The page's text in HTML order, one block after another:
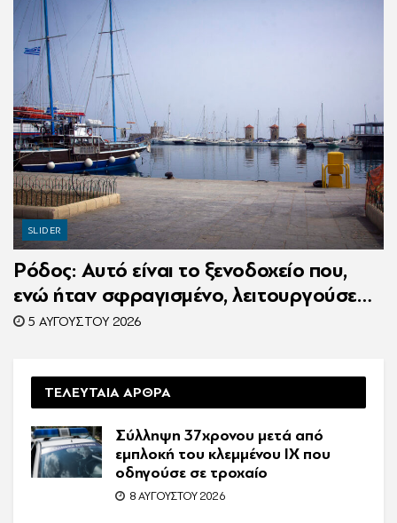
SLIDER
Ρόδος: Αυτό είναι το ξενοδοχείο που,
ενώ ήταν σφραγισμένο, λειτουργούσε
κανονικά με 216 πελάτες – Συνελήφθη η
5 ΑΥΓΟΎΣΤΟΥ 2026
ΤΕΛΕΥΤΑΙΑ ΑΡΘΡΑ
Σύλληψη 37χρονου μετά από
εμπλοκή του κλεμμένου ΙΧ που
οδηγούσε σε τροχαίο
8 ΑΥΓΟΎΣΤΟΥ 2026